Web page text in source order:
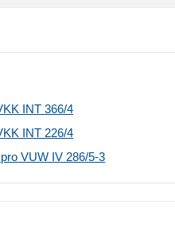
INT 366/4
INT 226/4
VUW IV 286/5-3